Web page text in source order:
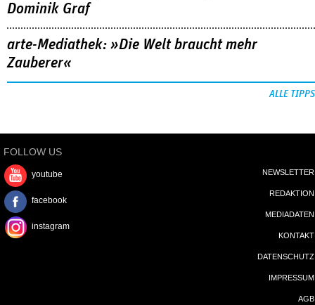
Dominik Graf
arte-Mediathek: »Die Welt braucht mehr
Zauberer«
ALLE TIPPS
FOLLOW US
youtube
facebook
instagram
NEWSLETTER
REDAKTION
MEDIADATEN
KONTAKT
DATENSCHUTZ
IMPRESSUM
AGB